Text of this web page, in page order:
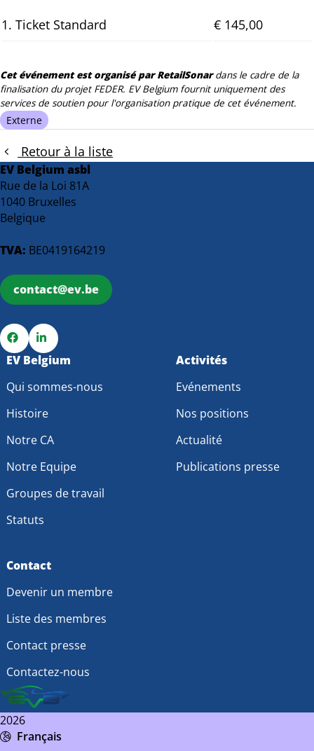
1. Ticket Standard € 145,00
Cet événement est organisé par RetailSonardans le cadre de la
finalisation du projet FEDER. EV Belgium fournit uniquement des
services de soutien pour l'organisation pratique de cet événement.
Externe
Retour à la liste
EV Belgium asbl
Rue de la Loi 81A
1040 Bruxelles
Belgique
TVA: BE0419164219
contact@ev.be
Go
Facebook
Go
LinkedIn
EV Belgium
Qui sommes-nous
Histoire
Notre CA
Notre Equipe
Groupes de travail
Statuts
Activités
Evénements
Nos positions
Actualité
Publications presse
Contact
Devenir un membre
Liste des membres
Contact presse
Contactez-nous
2026
Français